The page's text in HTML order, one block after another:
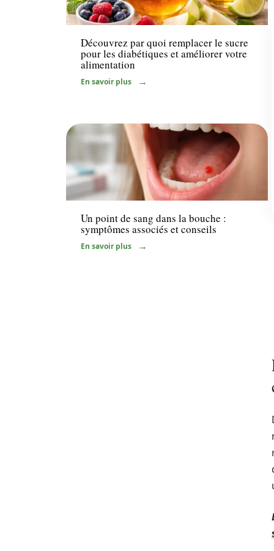
Minceur
Découvrez par quoi remplacer le sucre
pour les diabétiques et améliorer votre
alimentation
En savoir plus
Maladie
Un point de sang dans la bouche :
symptômes associés et conseils
En savoir plus